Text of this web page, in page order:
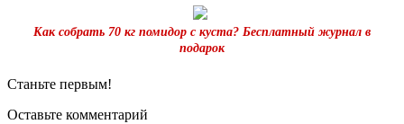
Как собрать 70 кг помидор с куста? Бесплатный журнал в
подарок
Станьте первым!
Оставьте комментарий